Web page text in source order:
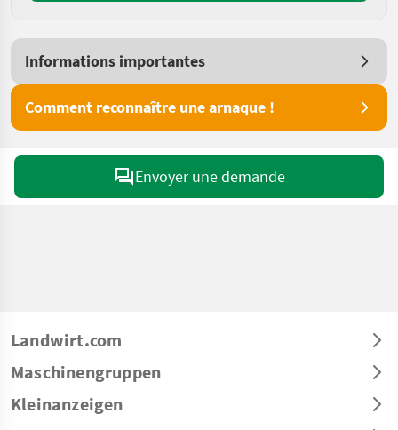
Informations importantes
Comment reconnaître une arnaque !
Envoyer une demande
Landwirt.com
Maschinengruppen
Kleinanzeigen